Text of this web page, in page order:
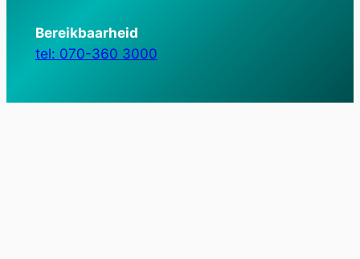
Bereikbaarheid
tel: 070-360 3000